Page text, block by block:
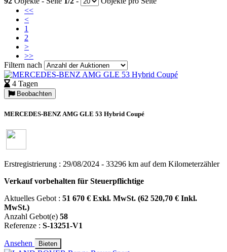
<<
<
1
2
>
>>
Filtern nach
4 Tagen
Beobachten
MERCEDES-BENZ AMG GLE 53 Hybrid Coupé
Erstregistrierung : 29/08/2024 - 33296 km auf dem Kilometerzähler
Verkauf vorbehalten für Steuerpflichtige
Aktuelles Gebot : 51 670 € Exkl. MwSt. (62 520,70 € Inkl.
MwSt.)
Anzahl Gebot(e) 58
Referenze : S-13251-V1
Ansehen Bieten